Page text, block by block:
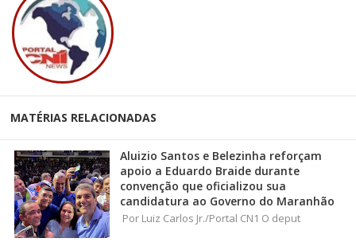
MATÉRIAS RELACIONADAS
Aluizio Santos e Belezinha reforçam
apoio a Eduardo Braide durante
convenção que oficializou sua
candidatura ao Governo do Maranhão
Por Luiz Carlos Jr./Portal CN1 O deput